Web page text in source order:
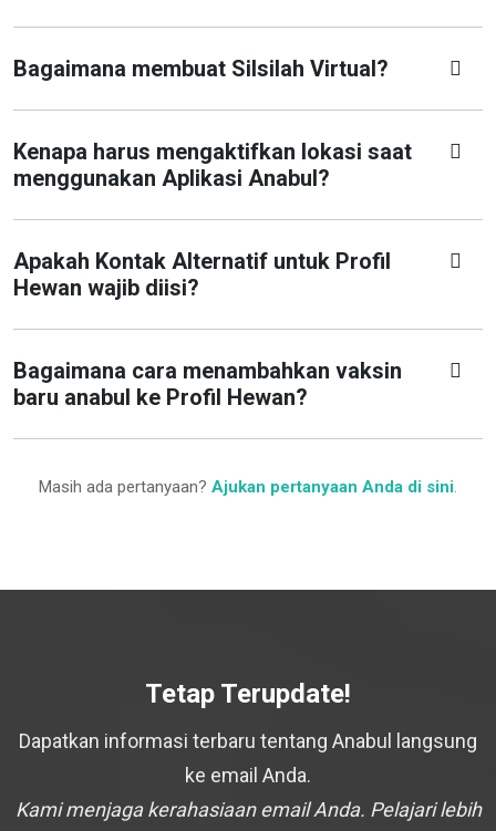
Bagaimana membuat Silsilah Virtual?
Kenapa harus mengaktifkan lokasi saat
menggunakan Aplikasi Anabul?
Apakah Kontak Alternatif untuk Profil
Hewan wajib diisi?
Bagaimana cara menambahkan vaksin
baru anabul ke Profil Hewan?
Masih ada pertanyaan? Ajukan pertanyaan Anda di sini.
Tetap Terupdate!
Dapatkan informasi terbaru tentang Anabul langsung
ke email Anda.
Kami menjaga kerahasiaan email Anda. Pelajari lebih